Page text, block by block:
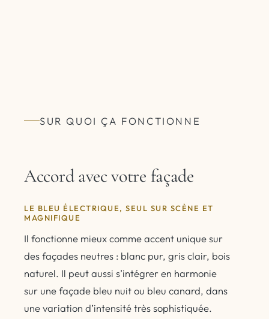
SUR QUOI ÇA FONCTIONNE
Accord avec votre façade
LE BLEU ÉLECTRIQUE, SEUL SUR SCÈNE ET
MAGNIFIQUE
Il fonctionne mieux comme accent unique sur
des façades neutres : blanc pur, gris clair, bois
naturel. Il peut aussi s’intégrer en harmonie
sur une façade bleu nuit ou bleu canard, dans
une variation d’intensité très sophistiquée.